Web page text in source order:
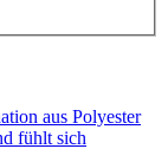
aus Polyester
fühlt sich